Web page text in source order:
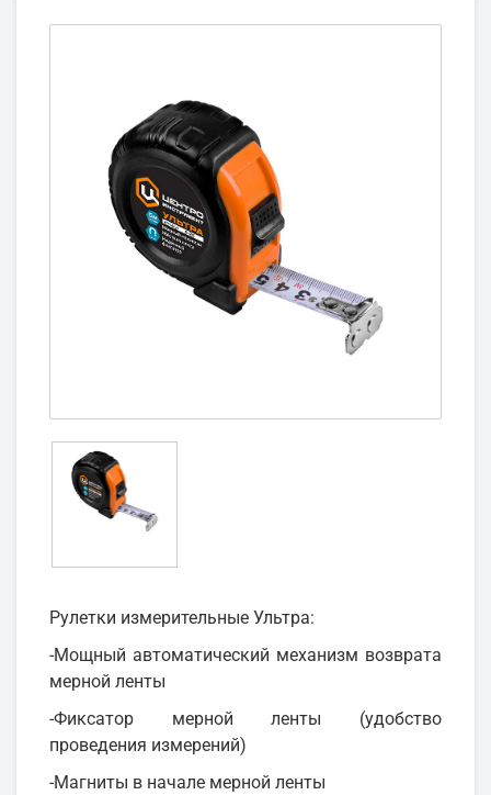
Рулетки измерительные Ультра:
-Мощный автоматический механизм возврата
мерной ленты
-Фиксатор мерной ленты (удобство
проведения измерений)
-Магниты в начале мерной ленты